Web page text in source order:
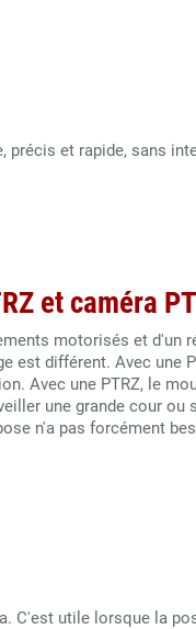
précis et rapide, sans
et caméra
motorisés et d'un
est différent. Avec une
Avec une PTRZ, le
une grande cour ou
n'a pas forcément
C'est utile lorsque la